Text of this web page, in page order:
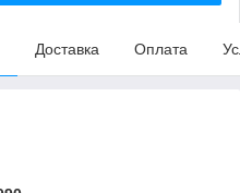
Доставка Оплата